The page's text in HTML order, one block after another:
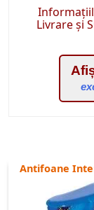
Livrare și
Antifoane